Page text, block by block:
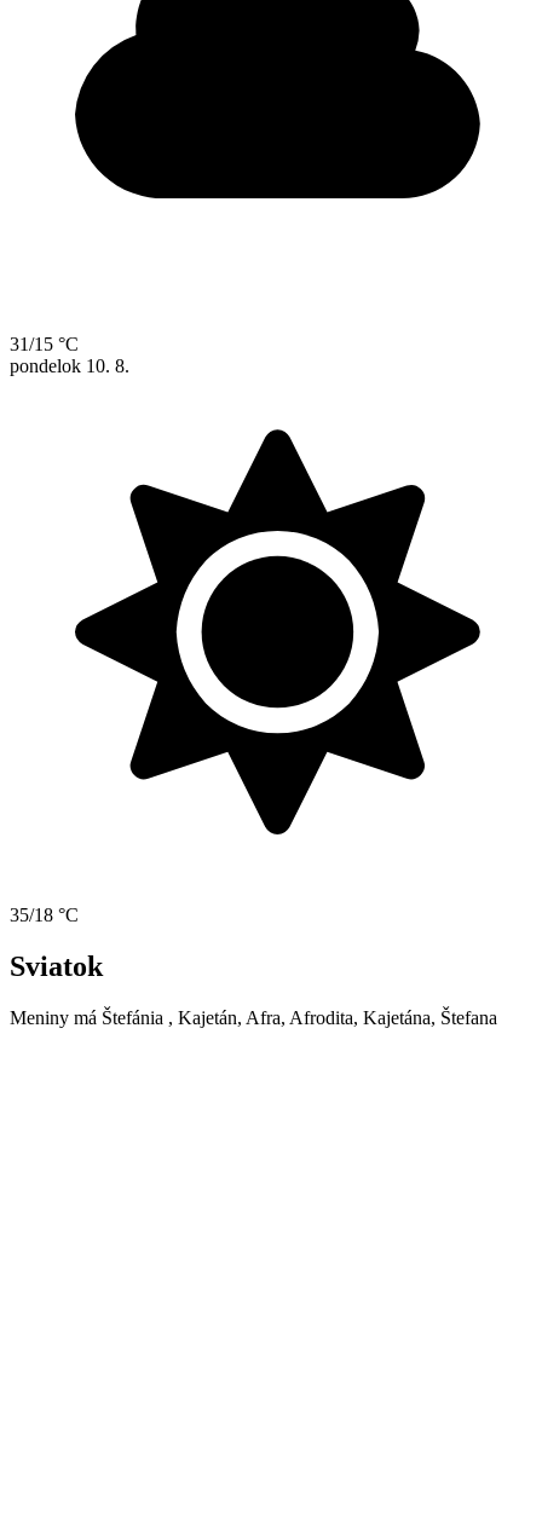
31/15 °C
pondelok 10. 8.
35/18 °C
Sviatok
Meniny má Štefánia , Kajetán, Afra, Afrodita, Kajetána, Štefana